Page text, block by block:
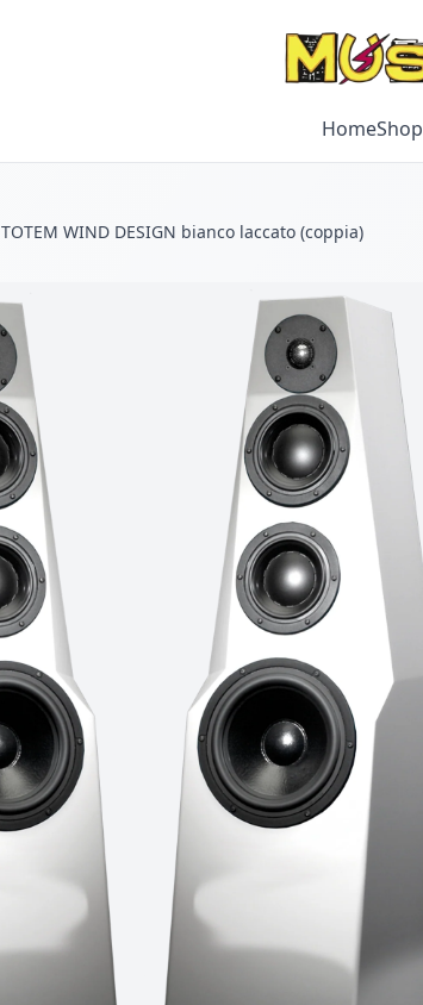
HomeShop
TOTEM WIND DESIGN bianco laccato (coppia)